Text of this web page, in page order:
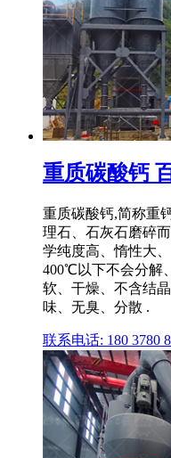
重质碳酸钙
重质碳酸钙,简称重
理石、石灰石磨碎
学纯度高、惰性大
400℃以下不会分解
软、干燥、不含结
味、无臭、分散 .
联系电话: 180 3780